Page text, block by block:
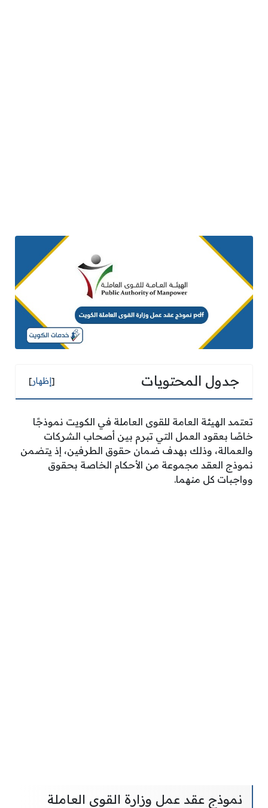
جدول المحتويات [إظهار]
تعتمد الهيئة العامة للقوى العاملة في الكويت نموذجًا
خاصًا بعقود العمل التي تبرم بين أصحاب الشركات
والعمالة، وذلك بهدف ضمان حقوق الطرفين، إذ يتضمن
نموذج العقد مجموعة من الأحكام الخاصة بحقوق
وواجبات كل منهما.
نموذج عقد عمل وزارة القوى العاملة